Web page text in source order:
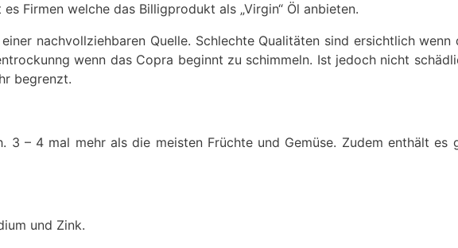
Firmen welche das Billigprodukt als „Virgin“ Öl anbieten.
nachvollziehbaren Quelle. Schlechte Qualitäten sind ersichtlich
wenn das Copra beginnt zu schimmeln. Ist jedoch nicht
begrenzt.
3 – 4 mal mehr als die meisten Früchte und Gemüse. Zudem enthält
und Zink.